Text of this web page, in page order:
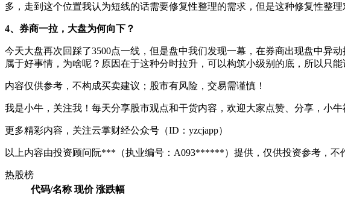
多，走到这个位置我认为短线的话需要修复性整理的需求，但是这种修复性整
4、券商一拉，大盘为何向下？
今天大盘再次回踩了3500点一线，但是盘中我们发现一幕，在券商出现盘中异
属于好事情，为啥呢？原因在于这种分时拉升，可以构筑小级别的底，所以只能
内容仅供参考，不构成买卖建议；股市有风险，交易需谨慎！
我是小牛，关注我！每天分享股市观点和干货内容，欢迎大家点赞、分享，小牛
更多精彩内容，关注云掌财经公众号（ID：yzcjapp）
以上内容由投资顾问阮***（执业编号：A093******）提供，仅供投资参考，不
热股榜
代码/名称 现价 涨跌幅